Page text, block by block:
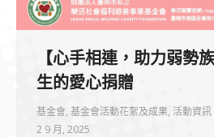
【心手相連，助力弱勢
生的愛心捐贈
基金會, 基金會活動花絮及成果, 活動資訊
2 9 月, 2025